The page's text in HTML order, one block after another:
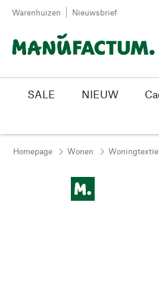
Passer au contenu
Warenhuizen Nieuwsbrief
SALE NIEUW
Homepage Wonen